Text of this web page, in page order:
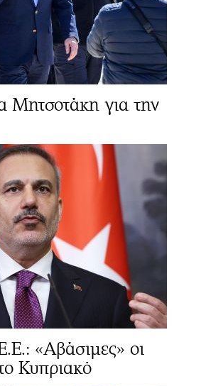
για την
«Αβάσιμες» οι
Κυπριακό